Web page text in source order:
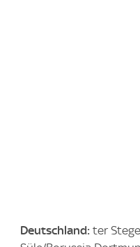
Deutschland: ter